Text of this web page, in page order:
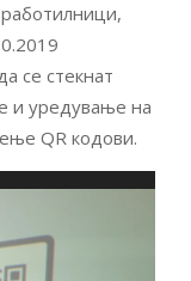
се стекнат
и уредување на
QR кодови.